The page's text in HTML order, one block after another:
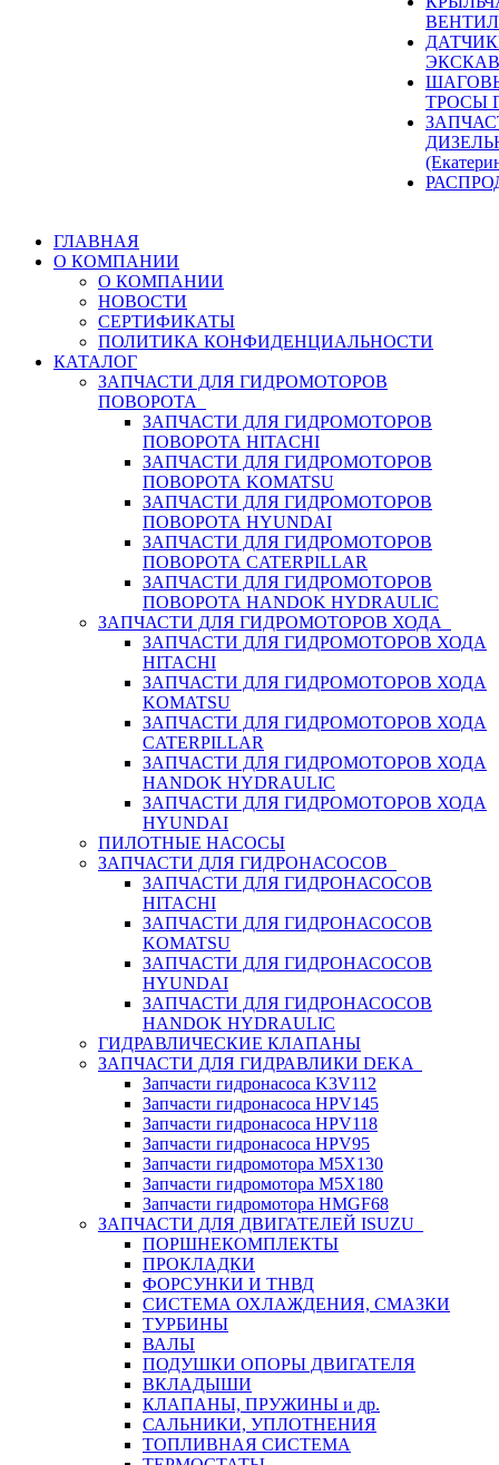
ТРОСЫ
ГЛАВНАЯ
О КОМПАНИИ
О КОМПАНИИ
НОВОСТИ
СЕРТИФИКАТЫ
ПОЛИТИКА КОНФИДЕНЦИАЛЬНОСТИ
КАТАЛОГ
ЗАПЧАСТИ ДЛЯ ГИДРОМОТОРОВ
ПОВОРОТА
ЗАПЧАСТИ ДЛЯ ГИДРОМОТОРОВ
ПОВОРОТА HITACHI
ЗАПЧАСТИ ДЛЯ ГИДРОМОТОРОВ
ПОВОРОТА KOMATSU
ЗАПЧАСТИ ДЛЯ ГИДРОМОТОРОВ
ПОВОРОТА HYUNDAI
ЗАПЧАСТИ ДЛЯ ГИДРОМОТОРОВ
ПОВОРОТА CATERPILLAR
ЗАПЧАСТИ ДЛЯ ГИДРОМОТОРОВ
ПОВОРОТА HANDOK HYDRAULIC
ЗАПЧАСТИ ДЛЯ ГИДРОМОТОРОВ ХОДА
ЗАПЧАСТИ ДЛЯ ГИДРОМОТОРОВ ХОДА
HITACHI
ЗАПЧАСТИ ДЛЯ ГИДРОМОТОРОВ ХОДА
KOMATSU
ЗАПЧАСТИ ДЛЯ ГИДРОМОТОРОВ ХОДА
CATERPILLAR
ЗАПЧАСТИ ДЛЯ ГИДРОМОТОРОВ ХОДА
HANDOK HYDRAULIC
ЗАПЧАСТИ ДЛЯ ГИДРОМОТОРОВ ХОДА
HYUNDAI
ПИЛОТНЫЕ НАСОСЫ
ЗАПЧАСТИ ДЛЯ ГИДРОНАСОСОВ
ЗАПЧАСТИ ДЛЯ ГИДРОНАСОСОВ
HITACHI
ЗАПЧАСТИ ДЛЯ ГИДРОНАСОСОВ
KOMATSU
ЗАПЧАСТИ ДЛЯ ГИДРОНАСОСОВ
HYUNDAI
ЗАПЧАСТИ ДЛЯ ГИДРОНАСОСОВ
HANDOK HYDRAULIC
ГИДРАВЛИЧЕСКИЕ КЛАПАНЫ
ЗАПЧАСТИ ДЛЯ ГИДРАВЛИКИ DEKA
Запчасти гидронасоса K3V112
Запчасти гидронасоса HPV145
Запчасти гидронасоса HPV118
Запчасти гидронасоса HPV95
Запчасти гидромотора M5X130
Запчасти гидромотора M5X180
Запчасти гидромотора HMGF68
ЗАПЧАСТИ ДЛЯ ДВИГАТЕЛЕЙ ISUZU
ПОРШНЕКОМПЛЕКТЫ
ПРОКЛАДКИ
ФОРСУНКИ И ТНВД
СИСТЕМА ОХЛАЖДЕНИЯ, СМАЗКИ
ТУРБИНЫ
ВАЛЫ
ПОДУШКИ ОПОРЫ ДВИГАТЕЛЯ
ВКЛАДЫШИ
КЛАПАНЫ, ПРУЖИНЫ и др.
САЛЬНИКИ, УПЛОТНЕНИЯ
ТОПЛИВНАЯ СИСТЕМА